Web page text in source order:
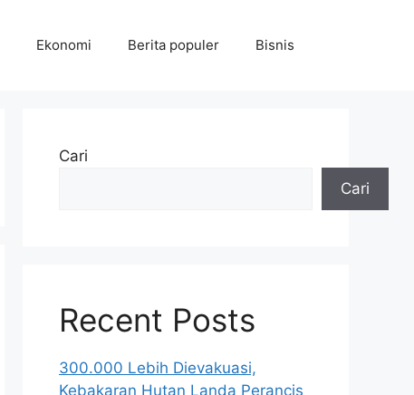
Ekonomi Berita populer Bisnis
Cari
Cari
Recent Posts
300.000 Lebih Dievakuasi,
Kebakaran Hutan Landa Perancis